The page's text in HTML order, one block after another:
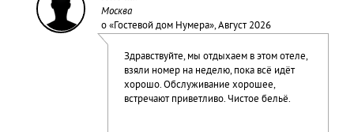
Москва
о «Гостевой дом Нумера», Август 2026
Здравствуйте, мы отдыхаем в этом отеле,
взяли номер на неделю, пока всё идёт
хорошо. Обслуживание хорошее,
встречают приветливо. Чистое бельё.